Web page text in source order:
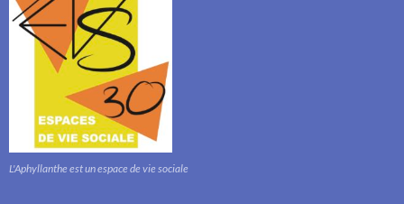
L'Aphyllanthe est un espace de vie sociale